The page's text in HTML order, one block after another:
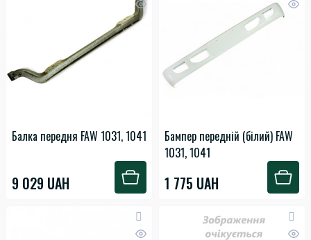
Балка передня FAW 1031, 1041
9 029 UAH
Бампер передній (білий) FAW
1031, 1041
1 775 UAH